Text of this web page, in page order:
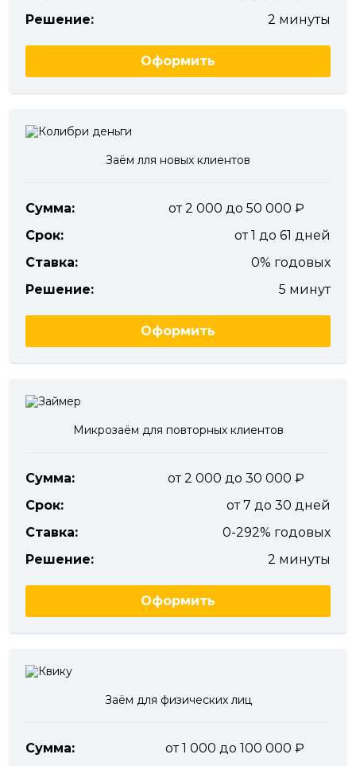
Решение:
2 минуты
Оформить
Заём лля новых клиентов
Сумма:
от 2 000 до 50 000
Срок:
от 1 до 61 дней
Ставка:
0% годовых
Решение:
5 минут
Оформить
Микрозаём для повторных клиентов
Сумма:
от 2 000 до 30 000
Срок:
от 7 до 30 дней
Ставка:
0-292% годовых
Решение:
2 минуты
Оформить
Заём для физических лиц
Сумма:
от 1 000 до 100 000